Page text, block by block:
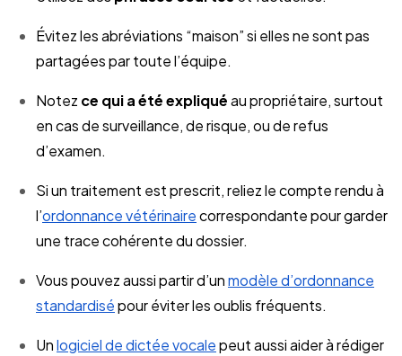
Évitez les abréviations “maison” si elles ne sont pas
partagées par toute l’équipe.
Notez ce qui a été expliquéau propriétaire, surtout
en cas de surveillance, de risque, ou de refus
d’examen.
Si un traitement est prescrit, reliez le compte rendu à
l’ordonnance vétérinairecorrespondante pour garder
une trace cohérente du dossier.
Vous pouvez aussi partir d’unmodèle d’ordonnance
standardisépour éviter les oublis fréquents.
Unlogiciel de dictée vocalepeut aussi aider à rédiger